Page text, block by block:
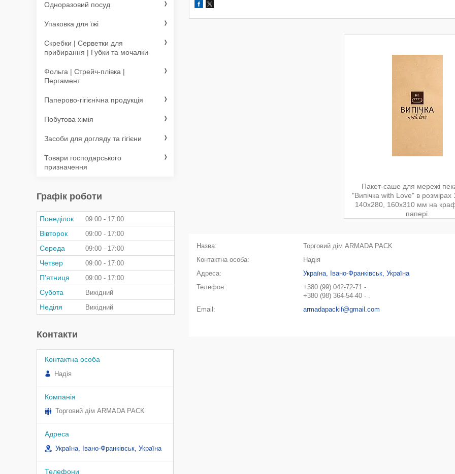
Пакет-саше для мережі
"Випічка with Love" в розмірах
140х280, 160х310 мм на
папері.
Торговий дім ARMADA PACK
Надія
Україна, Івано-Франківськ, Україна
+380 (99) 042-72-71
.
+380 (98) 364-54-40
.
armadapackif@gmail.com
Одноразовий посуд
Упаковка для їжі
Скребки | Серветки для
прибирання | Губки та мочалки
Фольга | Стрейч-плівка |
Пергамент
Паперово-гігієнічна продукція
Побутова хімія
Засоби для догляду та гігієни
Товари господарського
призначення
Графік роботи
Понеділок 09:00 17:00
Вівторок 09:00 17:00
Середа 09:00 17:00
Четвер 09:00 17:00
Пʼятниця 09:00 17:00
Субота Вихідний
Неділя Вихідний
Контакти
Надія
Торговий дім ARMADA PACK
Україна, Івано-Франківськ, Україна